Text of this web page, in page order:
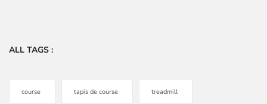
ALL TAGS :
course tapis de course treadmill